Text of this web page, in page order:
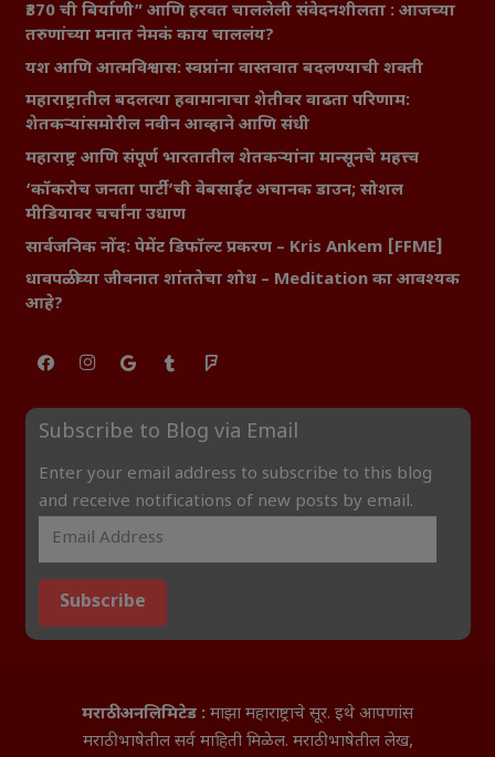
₹370 ची बिर्याणी” आणि हरवत चाललेली संवेदनशीलता : आजच्या
तरुणांच्या मनात नेमकं काय चाललंय?
यश आणि आत्मविश्वास: स्वप्नांना वास्तवात बदलण्याची शक्ती
महाराष्ट्रातील बदलत्या हवामानाचा शेतीवर वाढता परिणाम:
शेतकऱ्यांसमोरील नवीन आव्हाने आणि संधी
महाराष्ट्र आणि संपूर्ण भारतातील शेतकऱ्यांना मान्सूनचे महत्त्व
‘कॉकरोच जनता पार्टी’ची वेबसाईट अचानक डाउन; सोशल
मीडियावर चर्चांना उधाण
सार्वजनिक नोंद: पेमेंट डिफॉल्ट प्रकरण – Kris Ankem [FFME]
धावपळीच्या जीवनात शांततेचा शोध – Meditation का आवश्यक
आहे?
Subscribe to Blog via Email
Enter your email address to subscribe to this blog
and receive notifications of new posts by email.
Subscribe
मराठी अनलिमिटेड : माझा महाराष्ट्राचे सूर. इथे आपणांस
मराठी भाषेतील सर्व माहिती मिळेल. मराठी भाषेतील लेख,